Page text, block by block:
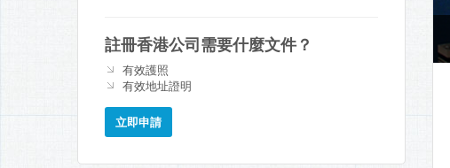
註冊香港公司需要什麼文件？
有效護照
有效地址證明
立即申請